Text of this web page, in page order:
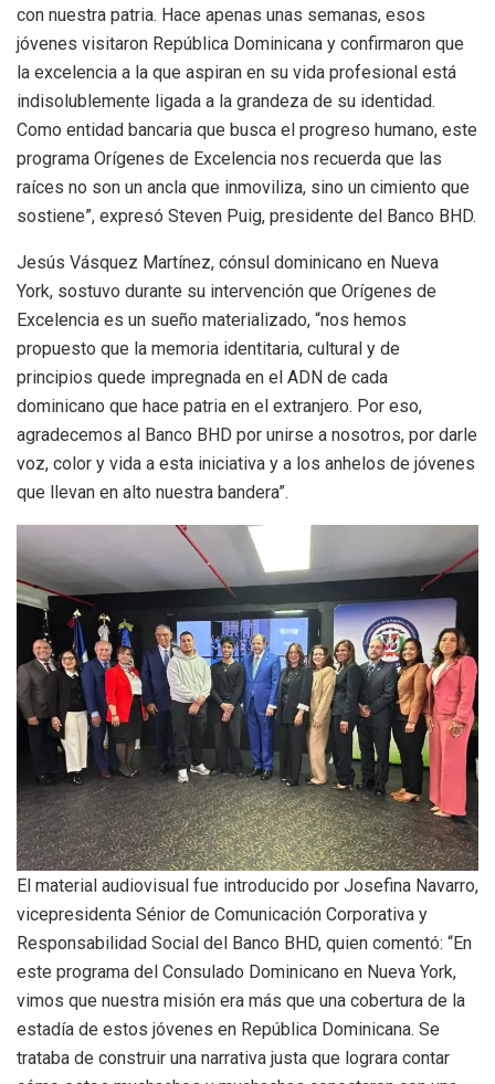
con nuestra patria. Hace apenas unas semanas, esos
jóvenes visitaron República Dominicana y confirmaron que
la excelencia a la que aspiran en su vida profesional está
indisolublemente ligada a la grandeza de su identidad.
Como entidad bancaria que busca el progreso humano, este
programa Orígenes de Excelencia nos recuerda que las
raíces no son un ancla que inmoviliza, sino un cimiento que
sostiene”, expresó Steven Puig, presidente del Banco BHD.
Jesús Vásquez Martínez, cónsul dominicano en Nueva
York, sostuvo durante su intervención que Orígenes de
Excelencia es un sueño materializado, “nos hemos
propuesto que la memoria identitaria, cultural y de
principios quede impregnada en el ADN de cada
dominicano que hace patria en el extranjero. Por eso,
agradecemos al Banco BHD por unirse a nosotros, por darle
voz, color y vida a esta iniciativa y a los anhelos de jóvenes
que llevan en alto nuestra bandera”.
El material audiovisual fue introducido por Josefina Navarro,
vicepresidenta Sénior de Comunicación Corporativa y
Responsabilidad Social del Banco BHD, quien comentó: “En
este programa del Consulado Dominicano en Nueva York,
vimos que nuestra misión era más que una cobertura de la
estadía de estos jóvenes en República Dominicana. Se
trataba de construir una narrativa justa que lograra contar